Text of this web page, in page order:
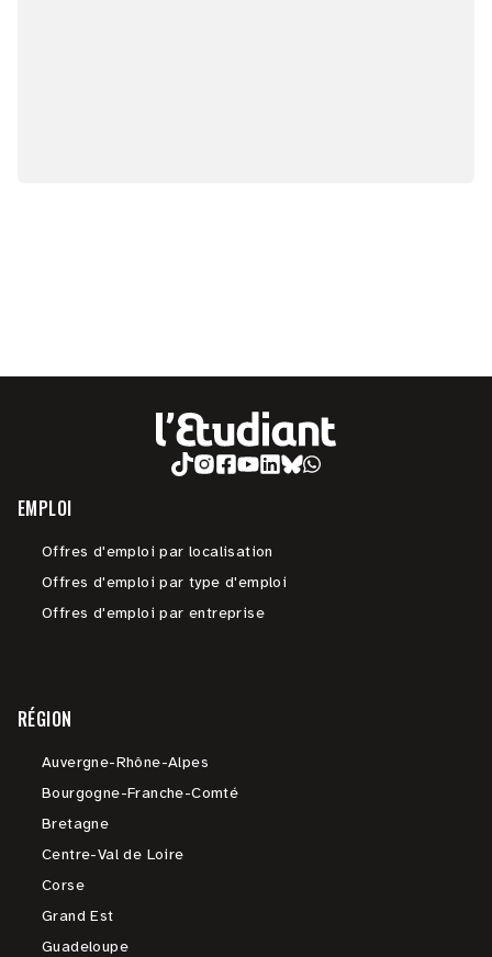
EMPLOI
Offres d'emploi par localisation
Offres d'emploi par type d'emploi
Offres d'emploi par entreprise
RÉGION
Auvergne-Rhône-Alpes
Bourgogne-Franche-Comté
Bretagne
Centre-Val de Loire
Corse
Grand Est
Guadeloupe